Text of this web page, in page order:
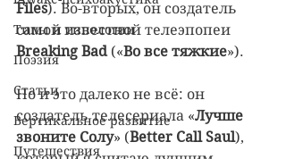
Типы и типологии
Поэзия
Статьи
Вертикальное развитие
Путешествия
Files). Во-вторых, он создатель
самой известной телеэпопеи
Breaking Bad («Во все тяжкие»).
Но и это далеко не всё: он
создатель телесериала «Лучше
звоните Солу» (Better Call Saul),